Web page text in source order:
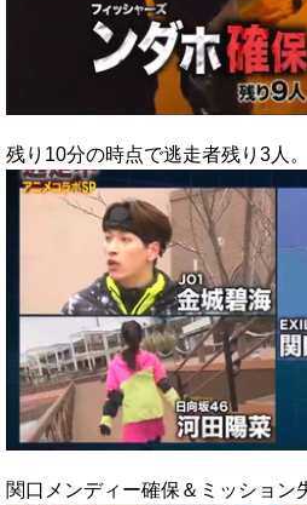
残り10分の時点で逃走者残り3人。
関口メンディー確保＆ミッション